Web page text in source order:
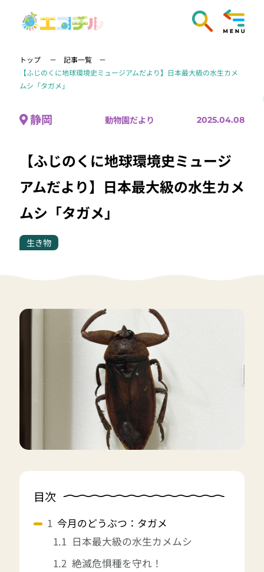
トップ
記事一覧
【ふじのくに地球環境史ミュージアムだより】日本最大級の水生カメ
ムシ「タガメ」
静岡 動物園だより 2025.04.08
【ふじのくに地球環境史ミュージ
アムだより】日本最大級の水生カメ
ムシ「タガメ」
生き物
目次
今月のどうぶつ：タガメ
日本最大級の水生カメムシ
絶滅危惧種を守れ！